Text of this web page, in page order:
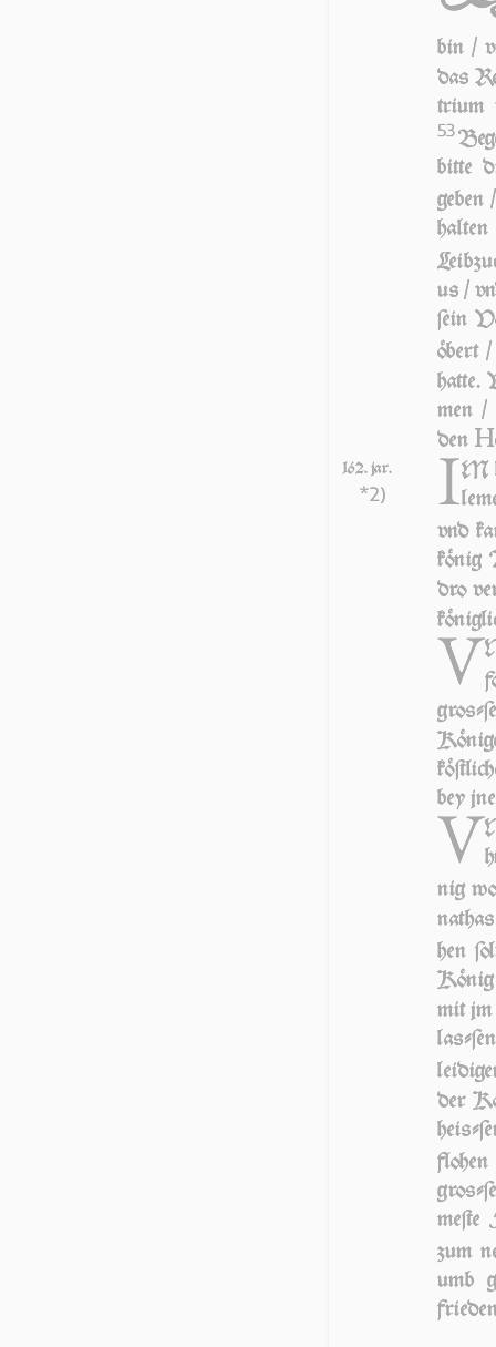
bin /
das
tri­um
53
bitte
us /
ſein
öbert
hatte.
men /
den H
162. jar.
*2) IM
vnd
kö­nig
dro
V
bey
V
nig
hen
Kö­nig
mit
der
zum
umb